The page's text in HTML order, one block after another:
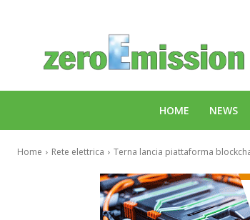
HOME NEWS
Home Rete elettrica Terna lancia piattaforma